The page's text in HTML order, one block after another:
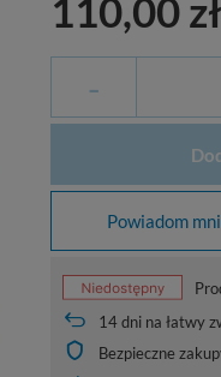
110,00 zł
-
Powiadom
14dni na łatwy
Bezpieczne